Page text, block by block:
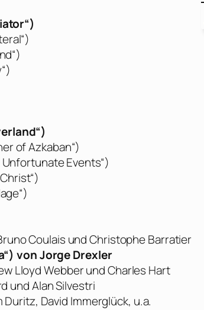
of Azkaban“)
Unfortunate Events“)
Coulais und Christophe Barratier
von Jorge Drexler
Lloyd Webber und Charles Hart
und Alan Silvestri
Duritz, David Immerglück, u.a.